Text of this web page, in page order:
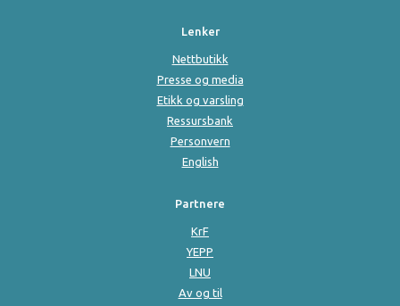
Lenker
Nettbutikk
Presse og media
Etikk og varsling
Ressursbank
Personvern
English
Partnere
KrF
YEPP
LNU
Av og til